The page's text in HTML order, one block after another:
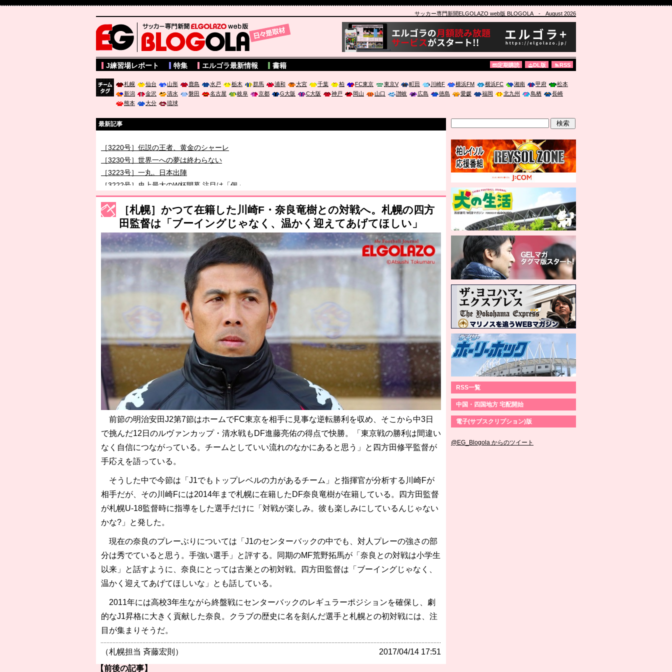
サッカー専門新聞ELGOLAZO web版 BLOGOLA- August 2026
サッカー専門新聞ELGOLAZO web版 BLOGOLA
J練習場レポート 特集 エルゴラ最新情報 書籍 定期購読 DL版 RSS
札幌 仙台 山形 鹿島 水戸 栃木 群馬 浦和 大宮 千葉 柏 FC東京 東京V 町田 川崎F 横浜FM 横浜FC 湘南 甲府
松本
新潟
金沢 清水 磐田 名古屋 岐阜 京都 G大阪 C大阪 神戸 岡山 山口 讃岐 広島 徳島 愛媛 福岡 北九州 鳥栖
長崎
熊本
大分 琉球
最新記事
［3220号］伝説の王者、黄金のシャーレ
［3230号］世界一への夢は終わらない
［3223号］一丸。日本出陣
［3222号］史上最大のW杯開幕 注目は「個」
長谷川 アーリアジャスールさんがシンポジウム「気候変動から命を守る ～エネルギー危機時代の猛暑対策～」に登壇
［札幌］かつて在籍した川崎F・奈良竜樹との対戦へ。札幌の四方
田監督は「ブーイングじゃなく、温かく迎えてあげてほしい」
前節の明治安田J2第7節はホームでFC東京を相手に見事な逆転勝利を収め、そこから中3日
で挑んだ12日のルヴァンカップ・清水戦もDF進藤亮佑の得点で快勝。「東京戦の勝利は間違い
なく自信につながっている。チームとしていい流れのなかにあると思う」と四方田修平監督が
手応えを語っている。
そうした中で今節は「J1でもトップレベルの力があるチーム」と指揮官が分析する川崎Fが
相手だが、その川崎Fには2014年まで札幌に在籍したDF奈良竜樹が在籍している。四方田監督
が札幌U-18監督時に指導をした選手だけに「対戦が楽しみ。彼も楽しみにしているんじゃない
かな?」と発した。
現在の奈良のプレーぶりについては「J1のセンターバックの中でも、対人プレーの強さの部
分は秀でていると思う。手強い選手」と評する。同期のMF荒野拓馬が「奈良との対戦は小学生
以来」と話すように、奈良にとっては古巣との初対戦。四方田監督は「ブーイングじゃなく、
温かく迎えてあげてほしいな」とも話している。
2011年には高校3年生ながら終盤戦にセンターバックのレギュラーポジションを確保し、劇
的なJ1昇格に大きく貢献した奈良。クラブの歴史に名を刻んだ選手と札幌との初対戦には、注
目が集まりそうだ。
（札幌担当 斉藤宏則） 2017/04/14 17:51
【前後の記事】
RSS一覧
中国・四国地方 宅配開始
電子(サブスクリプション)版
@EG_Blogola からのツイート